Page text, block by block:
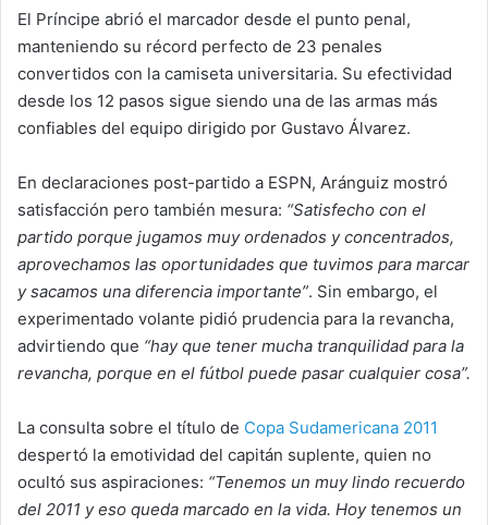
El Príncipe abrió el marcador desde el punto penal,
manteniendo su récord perfecto de 23 penales
convertidos con la camiseta universitaria. Su efectividad
desde los 12 pasos sigue siendo una de las armas más
confiables del equipo dirigido por Gustavo Álvarez.
En declaraciones post-partido a ESPN, Aránguiz mostró
satisfacción pero también mesura: “Satisfecho con el
partido porque jugamos muy ordenados y concentrados,
aprovechamos las oportunidades que tuvimos para marcar
y sacamos una diferencia importante”. Sin embargo, el
experimentado volante pidió prudencia para la revancha,
advirtiendo que “hay que tener mucha tranquilidad para la
revancha, porque en el fútbol puede pasar cualquier cosa”.
La consulta sobre el título de Copa Sudamericana 2011
despertó la emotividad del capitán suplente, quien no
ocultó sus aspiraciones: “Tenemos un muy lindo recuerdo
del 2011 y eso queda marcado en la vida. Hoy tenemos un